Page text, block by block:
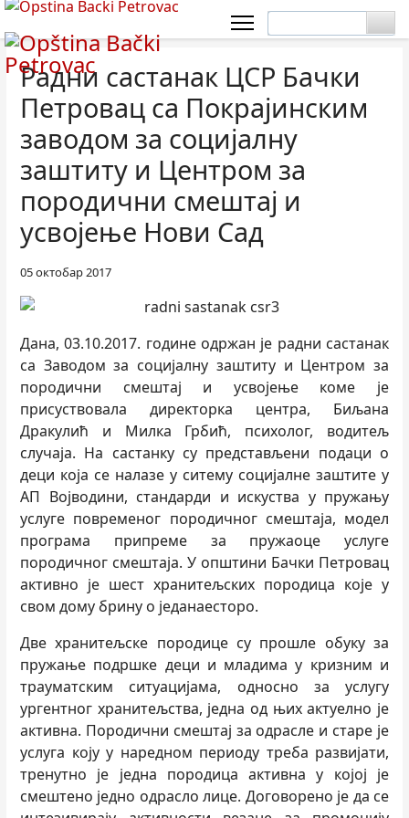
Радни састанак ЦСР Бачки
Петровац са Покрајинским
заводом за социјалну
заштиту и Центром за
породични смештај и
усвојење Нови Сад
05 октобар 2017
Дана, 03.10.2017. године одржан је радни састанак
са Заводом за социјалну заштиту и Центром за
породични смештај и усвојење коме је
присуствовала директорка центра, Биљана
Дракулић и Милка Грбић, психолог, водитељ
случаја. На састанку су представљени подаци о
деци која се налазе у ситему социјалне заштите у
АП Војводини, стандарди и искуства у пружању
услуге повременог породичног смештаја, модел
програма припреме за пружаоце услуге
породичног смештаја. У општини Бачки Петровац
активно је шест хранитељских породица које у
свом дому брину о једанаесторо.
Две хранитељске породице су прошле обуку за
пружање подршке деци и младима у кризним и
трауматским ситуацијама, односно за услугу
ургентног хранитељства, једна од њих актуелно је
активна. Породични смештај за одрасле и старе је
услуга коју у наредном периоду треба развијати,
тренутно је једна породица активна у којој је
смештено једно одрасло лице. Договорено је да се